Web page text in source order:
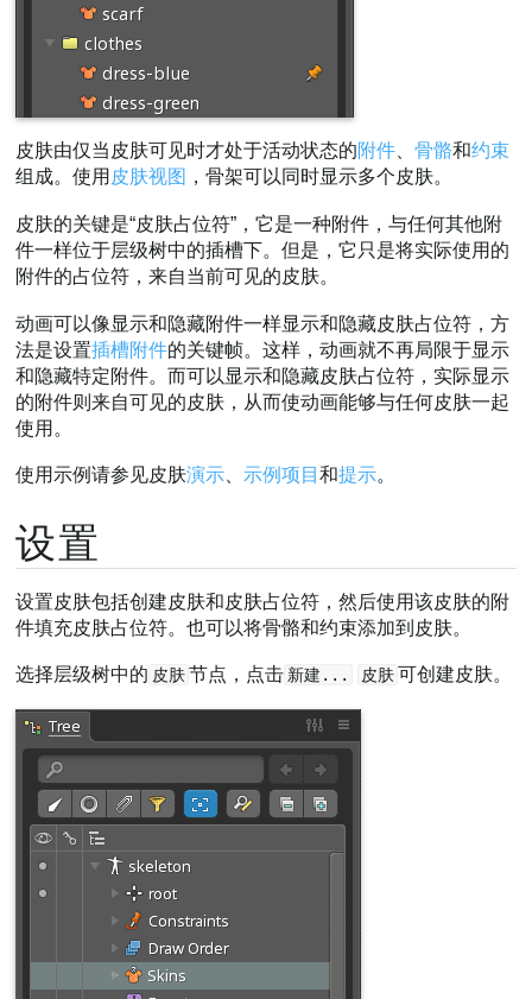
复制皮肤
皮肤工作流程
第一个皮肤
相似皮肤
程序化皮肤
移除皮肤占位符
视频
皮肤由仅当皮肤可见时才处于活动状态的附件、骨骼和约束
组成。使用 皮肤视图 ，骨架可以同时显示多个皮肤。
皮肤的关键是“皮肤占位符”，它是一种附件，与任何其他附
件一样位于层级树中的插槽下。但是，它只是将实际使用的
附件的占位符，来自当前可见的皮肤。
动画可以像显示和隐藏附件一样显示和隐藏皮肤占位符，方
法是设置插槽附件的关键帧。这样，动画就不再局限于显示
和隐藏特定附件。而可以显示和隐藏皮肤占位符，实际显示
的附件则来自可见的皮肤，从而使动画能够与任何皮肤一起
使用。
使用示例请参见皮肤演示 示例项目和提示。
设置
设置皮肤包括创建皮肤和皮肤占位符，然后使用该皮肤的附
件填充皮肤占位符。也可以将骨骼和约束添加到皮肤。
选择层级树中的 皮肤 节点，点击 新建... 皮肤 可创建皮肤。